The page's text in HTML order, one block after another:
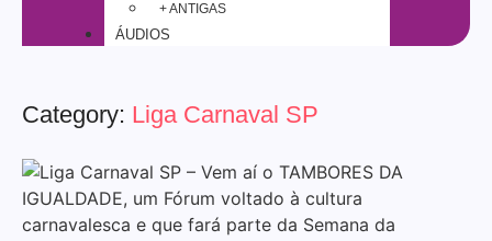
+ ANTIGAS
ÁUDIOS
Category: Liga Carnaval SP